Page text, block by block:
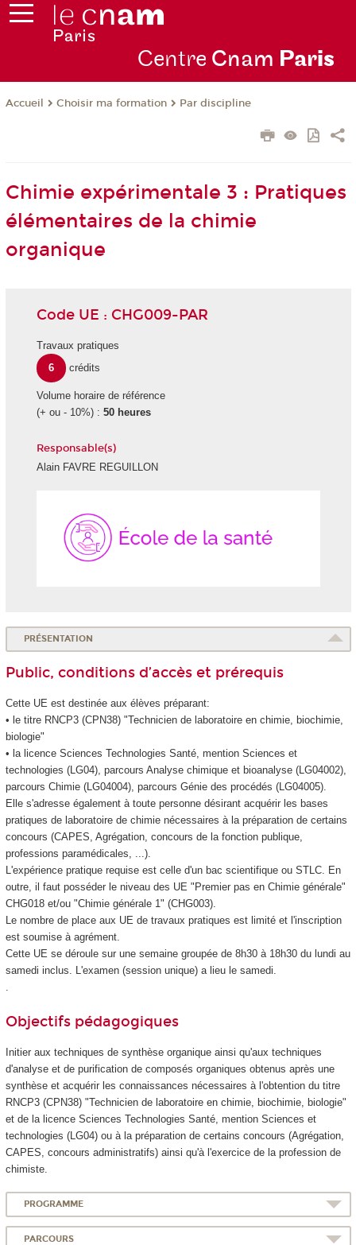
Centre Cnam Paris
Accueil Choisir ma formation Par discipline
Chimie expérimentale 3 : Pratiques
élémentaires de la chimie
organique
Code UE : CHG009-PAR
Travaux pratiques
6
crédits
Volume horaire de référence
(+ ou - 10%) : 50 heures
Responsable(s)
Alain FAVRE REGUILLON
PRÉSENTATION
Public, conditions d’accès et prérequis
Cette UE est destinée aux élèves préparant:
• le titre RNCP3 (CPN38) "Technicien de laboratoire en chimie, biochimie,
biologie"
• la licence Sciences Technologies Santé, mention Sciences et
technologies (LG04), parcours Analyse chimique et bioanalyse (LG04002),
parcours Chimie (LG04004), parcours Génie des procédés (LG04005).
Elle s'adresse également à toute personne désirant acquérir les bases
pratiques de laboratoire de chimie nécessaires à la préparation de certains
concours (CAPES, Agrégation, concours de la fonction publique,
professions paramédicales, ...).
L'expérience pratique requise est celle d'un bac scientifique ou STLC. En
outre, il faut posséder le niveau des UE "Premier pas en Chimie générale"
CHG018 et/ou "Chimie générale 1" (CHG003).
Le nombre de place aux UE de travaux pratiques est limité et l'inscription
est soumise à agrément.
Cette UE se déroule sur une semaine groupée de 8h30 à 18h30 du lundi au
samedi inclus. L'examen (session unique) a lieu le samedi.
.
Objectifs pédagogiques
Initier aux techniques de synthèse organique ainsi qu'aux techniques
d'analyse et de purification de composés organiques obtenus après une
synthèse et acquérir les connaissances nécessaires à l'obtention du titre
RNCP3 (CPN38) "Technicien de laboratoire en chimie, biochimie, biologie"
et de la licence Sciences Technologies Santé, mention Sciences et
technologies (LG04) ou à la préparation de certains concours (Agrégation,
CAPES, concours administratifs) ainsi qu'à l'exercice de la profession de
chimiste.
PROGRAMME
PARCOURS